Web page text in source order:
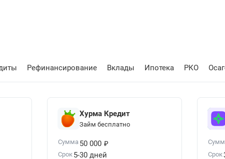
Рефинансирование Вклады Ипотека РКО
Хурма Кредит
Займ бесплатно
Сумма 50 000 ₽
Срок 5-30 дней Срок